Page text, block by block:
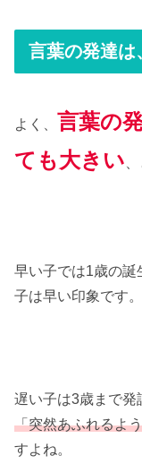
言葉の発達は
よく、 言葉の
ても大きい
早い子では1歳の誕
子は早い印象です。
遅い子は3歳まで発
「突然あふれるよ
すよね。